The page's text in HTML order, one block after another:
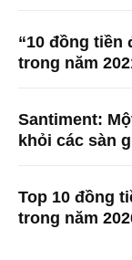
“10 đồng tiền
trong năm
Santiment:
khỏi các sàn
Top 10 đồng
trong năm